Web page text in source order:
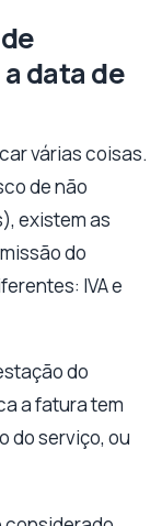
data de
várias coisas.
de não
existem as
do
IVA e
do
a fatura tem
do serviço, ou